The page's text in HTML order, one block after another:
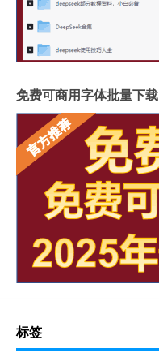
免费可商用字体批量下载
标签